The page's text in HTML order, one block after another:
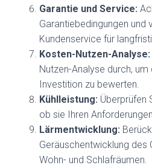
Garantie und Service:
Garantiebedingungen und
Kundenservice für
Kosten-Nutzen-Analyse:
Nutzen-Analyse durch,
Investition zu bewerten.
Kühlleistung: Überprüfen
ob sie Ihren
Lärmentwicklung:
Geräuschentwicklung des
Wohn- und Schlafräumen.